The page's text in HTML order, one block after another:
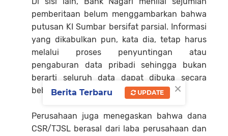
pemberitaan belum menggambarkan bahwa
putusan KI Sumbar bersifat parsial. Informasi
yang dikabulkan pun, kata dia, tetap harus
melalui proses penyuntingan atau
pengaburan data pribadi sehingga bukan
berarti seluruh data dapat dibuka secara
bebas.
Perusahaan juga menegaskan bahwa dana
CSR/TJSL berasal dari laba perusahaan dan
×
Berita Terbaru UPDATE